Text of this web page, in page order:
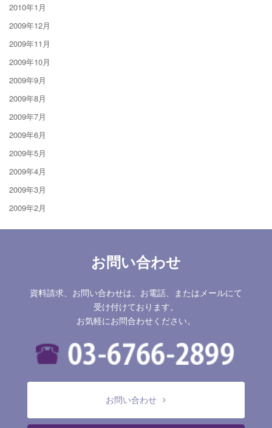
2010年1月
2009年12月
2009年11月
2009年10月
2009年9月
2009年8月
2009年7月
2009年6月
2009年5月
2009年4月
2009年3月
2009年2月
お問い合わせ
資料請求、お問い合わせは、お電話、またはメールにて
受け付けております。
お気軽にお問合わせください。
お問い合わせ